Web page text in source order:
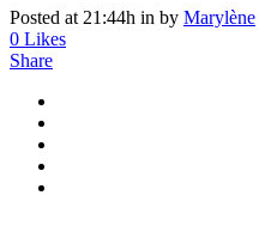
Posted at 21:44h in by Marylène
0 Likes
Share